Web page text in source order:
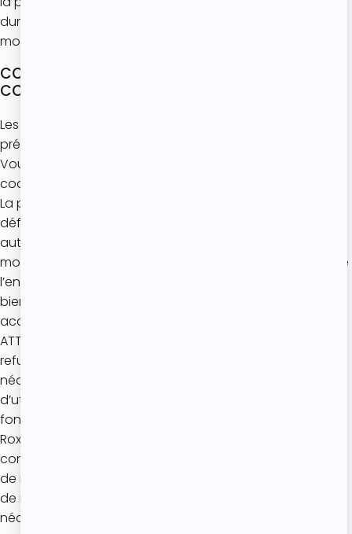
durée de conservation de ces cookies est limitée à 13
mois.
CONFIGURATION DE VOS PRÉFÉRENCES SUR LES
COOKIES
Les modalités pour la désactivation des cookies sont
précisées sur le site internet de la CNIL.
Vous disposez de divers outils de paramétrage des
cookies
La plupart des navigateurs Internet sont configurés par
défaut de façon à ce que le dépôt de cookies soit
autorisé. Votre navigateur vous offre l’opportunité de
modifier ces paramètres standards de manière à ce que
l’ensemble des cookies soit rejeté systématiquement ou
bien à ce qu’une partie seulement des cookies soit
acceptée ou refusée en fonction de leur émetteur.
ATTENTION : Nous attirons votre attention sur le fait que le
refus du dépôt de cookies sur votre terminal est
néanmoins susceptible d’altérer votre expérience
d’utilisateur ainsi que votre accès à certains services ou
fonctionnalités du Site. Le cas échéant, L’Atelier de
Roxane décline toute responsabilité concernant les
conséquences liées à la dégradation de vos conditions
de navigation qui interviennent en raison de votre choix
de refuser, de supprimer ou de bloquer les cookies
nécessaires au fonctionnement du Site. Ces